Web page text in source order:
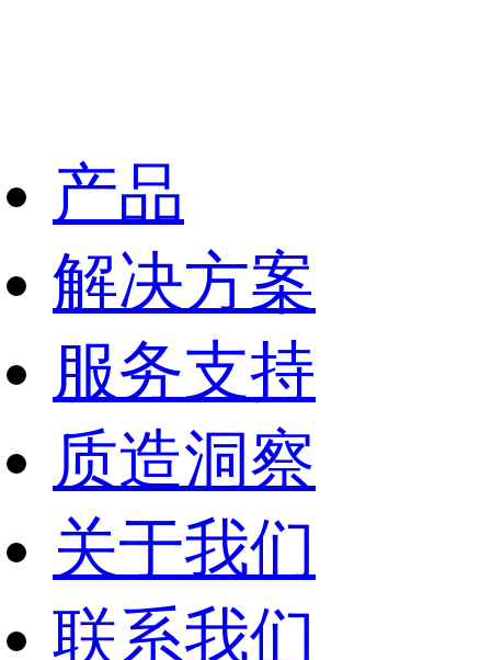
产品
解决方案
服务支持
质造洞察
关于我们
联系我们